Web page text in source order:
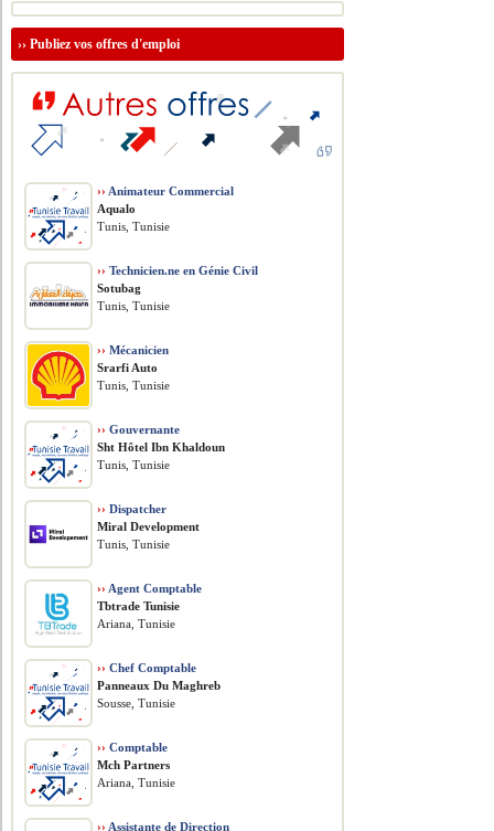
››Publiez vos offres d'emploi
›› Animateur Commercial
Aqualo
Tunis, Tunisie
›› Technicien.ne en Génie Civil
Sotubag
Tunis, Tunisie
›› Mécanicien
Srarfi Auto
Tunis, Tunisie
›› Gouvernante
Sht Hôtel Ibn Khaldoun
Tunis, Tunisie
›› Dispatcher
Miral Development
Tunis, Tunisie
›› Agent Comptable
Tbtrade Tunisie
Ariana, Tunisie
›› Chef Comptable
Panneaux Du Maghreb
Sousse, Tunisie
›› Comptable
Mch Partners
Ariana, Tunisie
›› Assistante de Direction